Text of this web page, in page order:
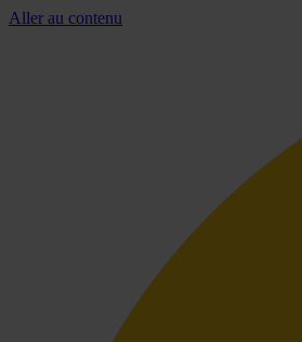
Aller au contenu